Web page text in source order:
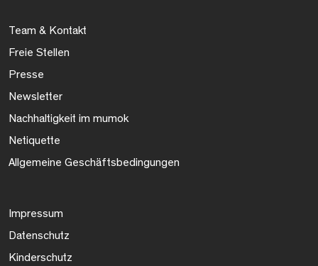
Team & Kontakt
Freie Stellen
Presse
Newsletter
Nachhaltigkeit im mumok
Netiquette
Allgemeine Geschäftsbedingungen
Impressum
Datenschutz
Kinderschutz